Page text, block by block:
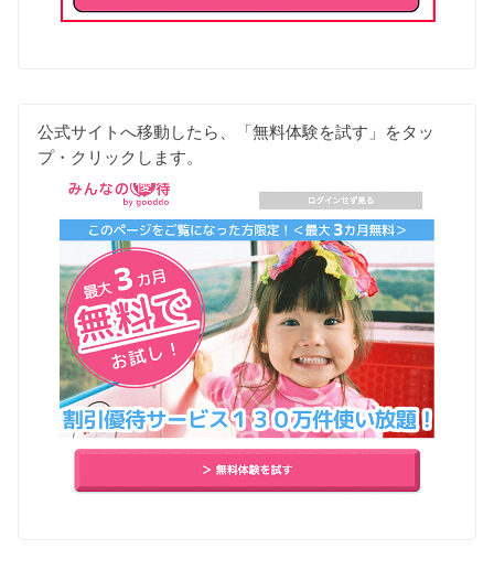
公式サイトへ移動したら、「無料体験を試す」をタッ
プ・クリックします。